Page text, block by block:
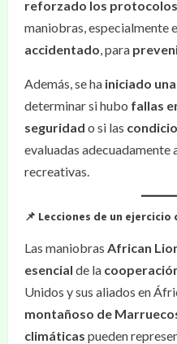
reforzado los
maniobras, especialmente
accidentado, para
Además, se ha iniciado
determinar si hubo fallas
seguridad o si las
evaluadas adecuadamente
recreativas.
📌 Lecciones de un ejercicio
Las maniobras African
esencial de la
Unidos y sus aliados en
montañoso de
climáticas pueden